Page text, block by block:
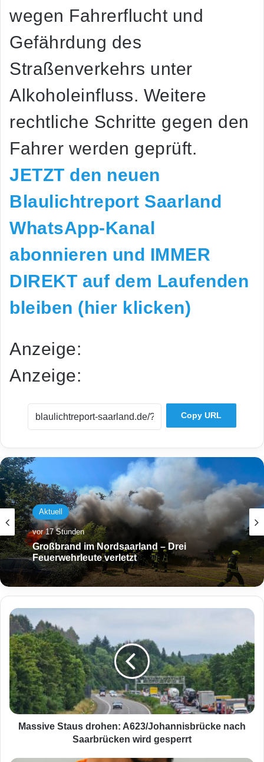
wegen Fahrerflucht und
Gefährdung des
Straßenverkehrs unter
Alkoholeinfluss. Weitere
rechtliche Schritte gegen den
Fahrer werden geprüft.
JETZT den neuen
Blaulichtreport Saarland
WhatsApp-Kanal
abonnieren und IMMER
DIREKT auf dem Laufenden
bleiben (hier klicken)
Anzeige:
Anzeige:
Copy URL
Aktuell
vor 17 Stunden
Großbrand im Nordsaarland – Drei
Feuerwehrleute verletzt
M
a
s
s
i
v
e
S
t
Massive Staus drohen: A623/Johannisbrücke nach
Saarbrücken wird gesperrt